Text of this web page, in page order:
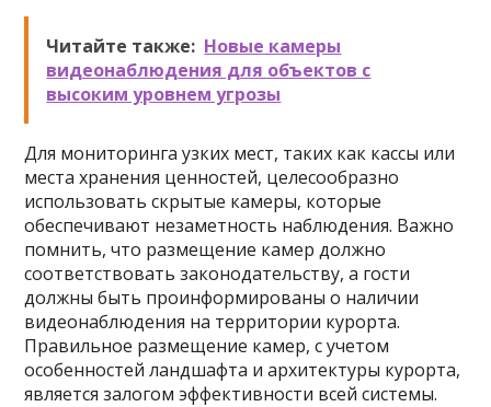
Читайте также: Новые камеры
видеонаблюдения для объектов с
высоким уровнем угрозы
Для мониторинга узких мест, таких как кассы или
места хранения ценностей, целесообразно
использовать скрытые камеры, которые
обеспечивают незаметность наблюдения. Важно
помнить, что размещение камер должно
соответствовать законодательству, а гости
должны быть проинформированы о наличии
видеонаблюдения на территории курорта.
Правильное размещение камер, с учетом
особенностей ландшафта и архитектуры курорта,
является залогом эффективности всей системы.